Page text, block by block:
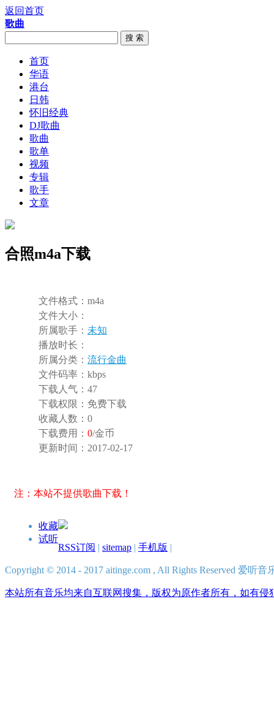
返回首页
歌曲
搜 索
首页
华语
港台
日韩
怀旧经典
DJ歌曲
歌曲
歌单
视频
专辑
歌手
文章
合照m4a下载
文件格式： m4a
文件大小：
所属歌手： 未知
播放时长：
所属分类： 流行金曲
文件码率： kbps
下载人气： 47
下载权限： 免费下载
收藏人数： 0
下载费用： 0/金币
更新时间： 2017-02-17
注：本站不提供歌曲下载！
收藏
试听
RSS订阅 | sitemap | 手机版 |
Copyright © 2014 - 2017 aitinge.com , All Rights Reserved 爱听音
本站所有音乐均来自互联网搜集，版权为原作者所有，如有侵